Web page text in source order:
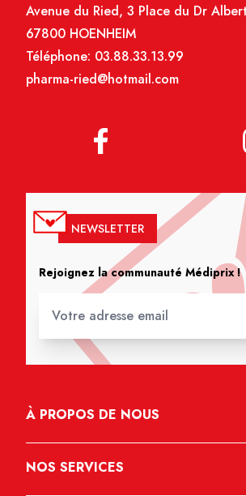
Avenue du Ried, 3 Place du Dr
67800 HOENHEIM
Téléphone: 03.88.33.13.99
pharma-ried@hotmail.com
NEWSLETTER
Rejoignez la communauté Médiprix !
À PROPOS DE NOUS
NOS SERVICES